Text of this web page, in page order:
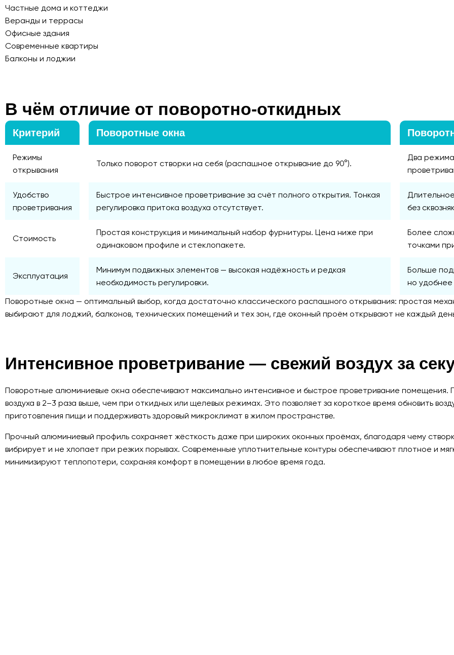
Частные дома и коттеджи
Веранды и террасы
Офисные здания
Современные квартиры
Балконы и лоджии
В чём отличие от поворотно-откидных
Критерий Поворотные окна
Режимы
открывания
Только поворот створки на себя (распашное открывание до 90°).
Два
Удобство
проветривания
Быстрое интенсивное проветривание за счёт полного открытия. Тонкая
регулировка притока воздуха отсутствует.
без
Стоимость
Простая конструкция и минимальный набор фурнитуры. Цена ниже при
одинаковом профиле и стеклопакете.
Более
точками
Эксплуатация
Минимум подвижных элементов — высокая надёжность и редкая
необходимость регулировки.
Больше
но удобнее
Поворотные окна — оптимальный выбор, когда достаточно классического распашного открывания: простая
выбирают для лоджий, балконов, технических помещений и тех зон, где оконный проём открывают не каждый
Интенсивное проветривание — свежий воздух за
Поворотные алюминиевые окна обеспечивают максимально интенсивное и быстрое проветривание помещения.
воздуха в 2–3 раза выше, чем при откидных или щелевых режимах. Это позволяет за короткое время обновить
приготовления пищи и поддерживать здоровый микроклимат в жилом пространстве.
Прочный алюминиевый профиль сохраняет жёсткость даже при широких оконных проёмах, благодаря чему
вибрирует и не хлопает при резких порывах. Современные уплотнительные контуры обеспечивают плотное и
минимизируют теплопотери, сохраняя комфорт в помещении в любое время года.